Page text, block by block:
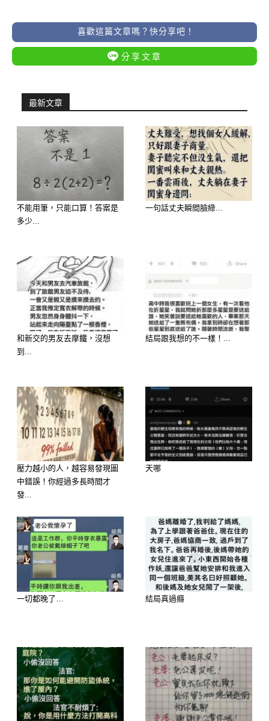
–
–
–
—
–
–
喜歡這篇文章嗎？快分享吧！
分享文章
最新文章
不能用筆，只能口算！答案是
多少...
一句話丈夫瞬間臉綠...
和新交的男友去摩鐵，沒想
到...
結局跟我想的不一樣！...
壓力越小的人，越容易發現圖
中錯誤！你經過多長時間才
發...
天哪
一切都晚了… 結局真過癮